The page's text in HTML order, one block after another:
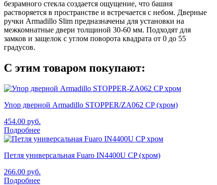
безрамного стекла создается ощущение, что башня
растворяется в пространстве и встречается с небом. Дверные
ручки Armadillo Slim предназначены для установки на
межкомнатные двери толщиной 30-60 мм. Подходят для
замков и защелок с углом поворота квадрата от 0 до 55
градусов.
С этим товаром покупают:
Упор дверной Armadillo STOPPER/ZA062 CP (хром)
454.00 руб.
Подробнее
Петля универсальная Fuaro IN4400U CP (хром)
266.00 руб.
Подробнее